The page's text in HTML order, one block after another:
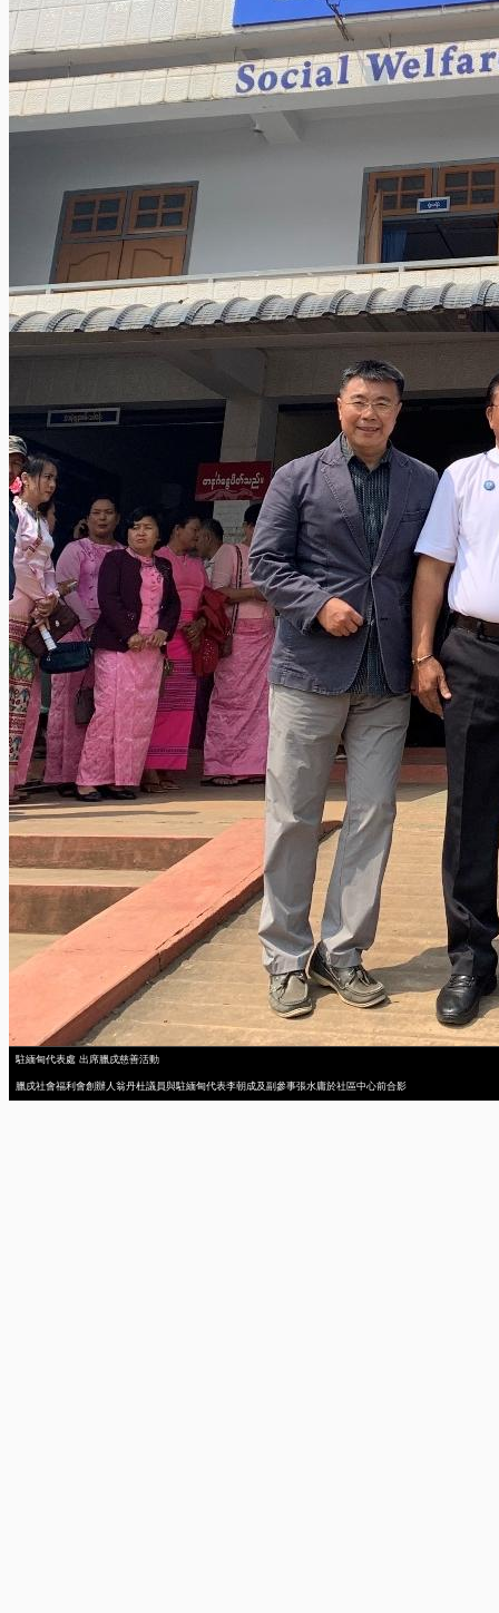
駐緬甸代表處 出席臘戌慈善活動
臘戌社會福利會創辦人翁丹杜議員與駐緬甸代表李朝成及副參事張水庸於社區中心前合影